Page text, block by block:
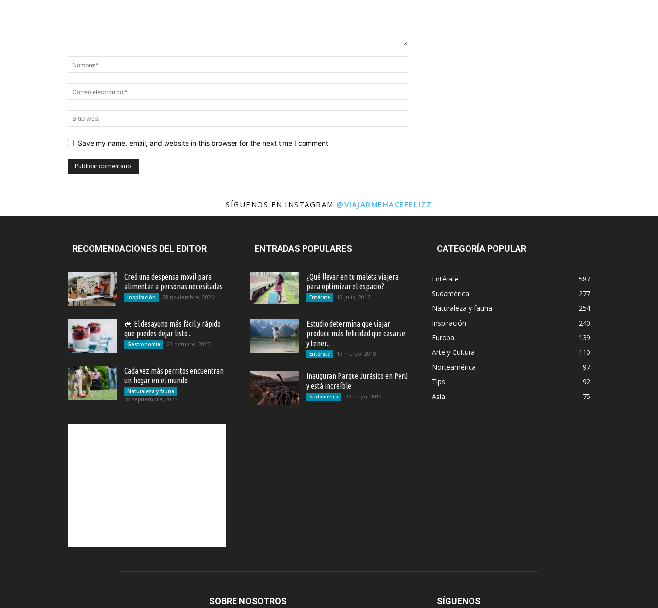
Save my name, email, and website in this browser for the next time I comment.
SÍGUENOS EN INSTAGRAM @VIAJARMEHACEFELIZZ
RECOMENDACIONES DEL EDITOR
Creó una despensa movil para
alimentar a personas necesitadas
Inspiración 28 noviembre, 2025
🥣 El desayuno más fácil y rápido
que puedes dejar listo...
Gastronomía 23 octubre, 2025
Cada vez más perritos encuentran
un hogar en el mundo
Naturaleza y fauna
28 septiembre, 2025
ENTRADAS POPULARES
¿Qué llevar en tu maleta viajera
para optimizar el espacio?
Entérate 19 julio, 2017
Estudio determina que viajar
produce más felicidad que casarse
y tener...
Entérate 13 marzo, 2018
Inauguran Parque Jurásico en Perú
y está increíble
Sudamérica 22 mayo, 2019
CATEGORÍA POPULAR
Entérate
587
Sudamérica
277
Naturaleza y fauna
254
Inspiración
240
Europa
139
Arte y Cultura
110
Norteamérica
97
Tips
92
Asia
75
SOBRE NOSOTROS SÍGUENOS